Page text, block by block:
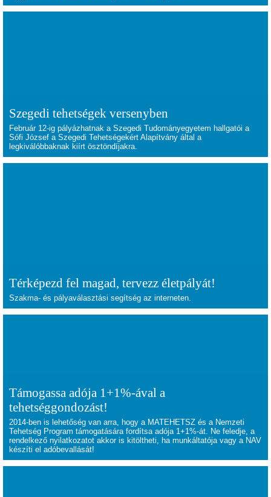
Szegedi tehetségek versenyben
Február 12-ig pályázhatnak a Szegedi Tudományegyetem hallgatói a
Sófi József a Szegedi Tehetségekért Alapítvány által a
legkiválóbbaknak kiírt ösztöndíjakra.
Térképezd fel magad, tervezz életpályát!
Szakma- és pályaválasztási segítség az interneten.
Támogassa adója 1+1%-ával a
tehetséggondozást!
2014-ben is lehetőség van arra, hogy a MATEHETSZ és a Nemzeti
Tehetség Program támogatására fordítsa adója 1+1%-át. Ne feledje, a
rendelkező nyilatkozatot akkor is kitöltheti, ha munkáltatója vagy a NAV
készíti el adóbevallását!